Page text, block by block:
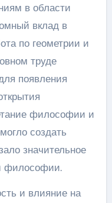
в области
вклад в
по геометрии и
труде
появления
философии и
создать
значительное
философии.
и влияние на